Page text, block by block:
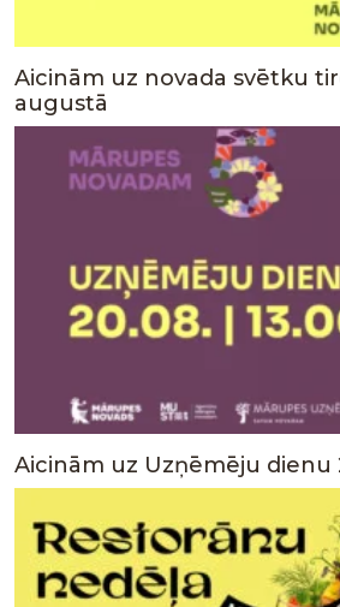
Aicinām uz novada svētku
augustā
Aicinām uz Uzņēmēju dienu